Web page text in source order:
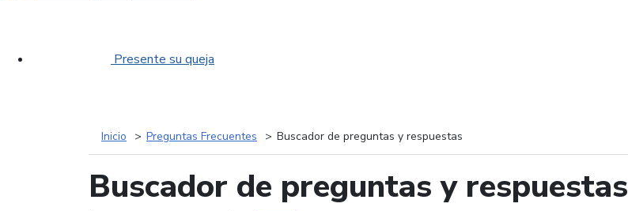
Presente su queja
Inicio Preguntas Frecuentes Buscador de preguntas y respuestas
Buscador de preguntas y respuestas